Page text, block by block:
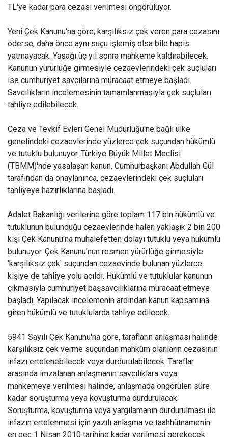
TL'ye kadar para cezası verilmesi öngörülüyor.
Yeni Çek Kanunu'na göre; karşılıksız çek veren para cezasını
öderse, daha önce aynı suçu işlemiş olsa bile hapis
yatmayacak. Yasağı üç yıl sonra mahkeme kaldırabilecek.
Kanunun yürürlüğe girmesiyle cezaevlerindeki çek suçluları
ise cumhuriyet savcılarına müracaat etmeye başladı.
Savcılıkların incelemesinin tamamlanmasıyla çek suçluları
tahliye edilebilecek.
Ceza ve Tevkif Evleri Genel Müdürlüğü'ne bağlı ülke
genelindeki cezaevlerinde yüzlerce çek suçundan hükümlü
ve tutuklu bulunuyor. Türkiye Büyük Millet Meclisi
(TBMM)'nde yasalaşan kanun, Cumhurbaşkanı Abdullah Gül
tarafından da onaylanınca, cezaevlerindeki çek suçluları
tahliyeye hazırlıklarına başladı.
Adalet Bakanlığı verilerine göre toplam 117 bin hükümlü ve
tutuklunun bulunduğu cezaevlerinde halen yaklaşık 2 bin 200
kişi Çek Kanunu'na muhalefetten dolayı tutuklu veya hükümlü
bulunuyor. Çek Kanunu'nun resmen yürürlüğe girmesiyle
'karşılıksız çek' suçundan cezaevinde bulunan yüzlerce
kişiye de tahliye yolu açıldı. Hükümlü ve tutuklular kanunun
çıkmasıyla cumhuriyet başsavcılıklarına müracaat etmeye
başladı. Yapılacak incelemenin ardından kanun kapsamına
giren hükümlü ve tutuklularda tahliye edilecek.
5941 Sayılı Çek Kanunu'na göre, tarafların anlaşması halinde
karşılıksız çek verme suçundan mahkûm olanların cezasının
infazı ertelenebilecek veya durdurulabilecek. Taraflar
arasında imzalanan anlaşmanın savcılıklara veya
mahkemeye verilmesi halinde, anlaşmada öngörülen süre
kadar soruşturma veya kovuşturma durdurulacak.
Soruşturma, kovuşturma veya yargılamanın durdurulması ile
infazın ertelenmesi için yazılı anlaşma ve taahhütnamenin
en geç 1 Nisan 2010 tarihine kadar verilmesi gerekecek.